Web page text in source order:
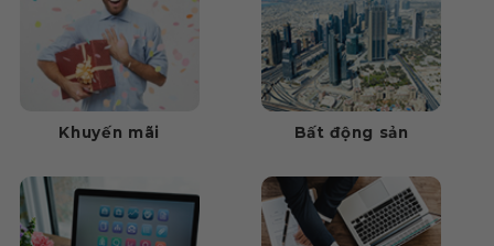
Khuyến mãi Bất động sản